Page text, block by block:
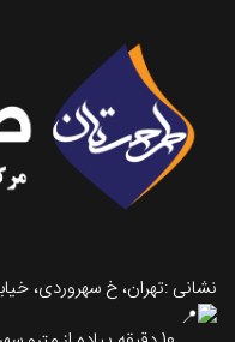
نشانی :تهران، خ سهروردی، خیابان